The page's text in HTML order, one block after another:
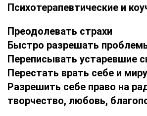
Психотерапевтические и
Преодолевать страхи
Быстро разрешать
Переписывать устаревшие
Перестать врать себе и миру
Разрешить себе право на
творчество, любовь,